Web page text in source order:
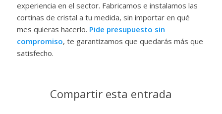
experiencia en el sector. Fabricamos e instalamos las
cortinas de cristal a tu medida, sin importar en qué
mes quieras hacerlo. Pide presupuesto sin
compromiso, te garantizamos que quedarás más que
satisfecho.
Compartir esta entrada